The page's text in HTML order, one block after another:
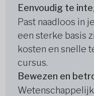
Eenvoudig te
Past naadloos in
een sterke basis
kosten en snelle
cursus.
Bewezen en